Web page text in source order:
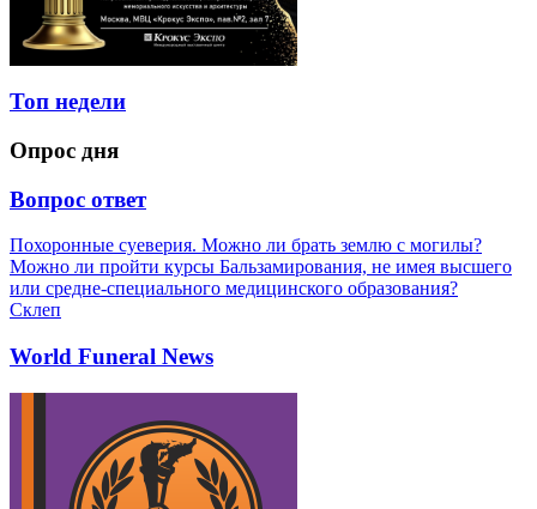
Топ недели
Опрос дня
Вопрос ответ
Похоронные суеверия. Можно ли брать землю с могилы?
Можно ли пройти курсы Бальзамирования, не имея высшего
или средне-специального медицинского образования?
Склеп
World Funeral News